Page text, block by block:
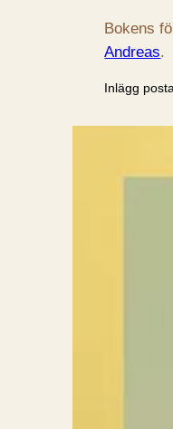
Bokens
Andreas.
Inlägg